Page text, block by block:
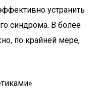
устранить
синдрома. В более
по крайней мере,